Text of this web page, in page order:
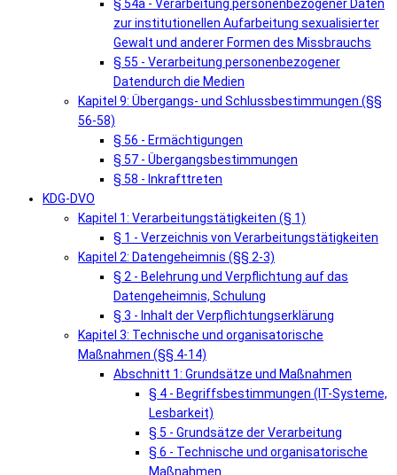
§ 54a - Verarbeitung personenbezogener Daten
zur institutionellen Aufarbeitung sexualisierter
Gewalt und anderer Formen des Missbrauchs
§ 55 - Verarbeitung personenbezogener
Datendurch die Medien
Kapitel 9: Übergangs- und Schlussbestimmungen (§§
56-58)
§ 56 - Ermächtigungen
§ 57 - Übergangsbestimmungen
§ 58 - Inkrafttreten
KDG-DVO
Kapitel 1: Verarbeitungstätigkeiten (§ 1)
§ 1 - Verzeichnis von Verarbeitungstätigkeiten
Kapitel 2: Datengeheimnis (§§ 2-3)
§ 2 - Belehrung und Verpflichtung auf das
Datengeheimnis, Schulung
§ 3 - Inhalt der Verpflichtungserklärung
Kapitel 3: Technische und organisatorische
Maßnahmen (§§ 4-14)
Abschnitt 1: Grundsätze und Maßnahmen
§ 4 - Begriffsbestimmungen (IT-Systeme,
Lesbarkeit)
§ 5 - Grundsätze der Verarbeitung
§ 6 - Technische und organisatorische
Maßnahmen